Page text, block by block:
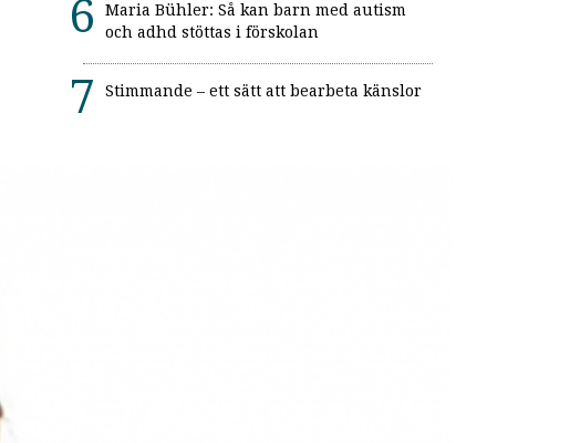
Maria Bühler: Så kan barn med autism
och adhd stöttas i förskolan
Stimmande – ett sätt att bearbeta känslor